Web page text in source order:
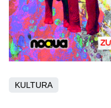
KULTURA